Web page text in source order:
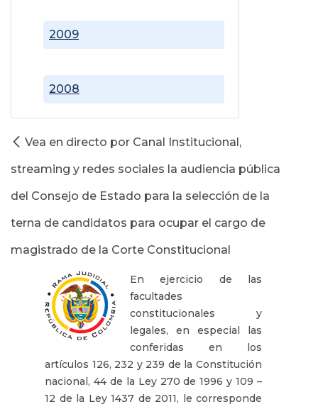
2008
2009
Vea en directo por Canal Institucional,
streaming y redes sociales la audiencia pública
del Consejo de Estado para la selección de la
terna de candidatos para ocupar el cargo de
magistrado de la Corte Constitucional
En ejercicio de las
facultades
constitucionales y
legales, en especial las
conferidas en los
artículos 126, 232 y 239 de la Constitución
nacional, 44 de la Ley 270 de 1996 y 109 –
12 de la Ley 1437 de 2011, le corresponde